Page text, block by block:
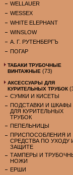
WELLAUER
WESSEX
WHITE ELEPHANT
WINSLOW
А. Г. РУТЕНБЕРГЪ
ПОГАР
ТАБАКИ ТРУБОЧНЫЕ
ВИНТАЖНЫЕ (73)
АКСЕССУАРЫ ДЛЯ
КУРИТЕЛЬНЫХ ТРУБОК
СУМКИ И КИСЕТЫ
ПОДСТАВКИ И ШКАФЫ
ДЛЯ КУРИТЕЛЬНЫХ
ТРУБОК
ПЕПЕЛЬНИЦЫ
ПРИСПОСОБЛЕНИЯ И
СРЕДСТВА ПО УХОДУ
ЗАЩИТЕ
ТАМПЕРЫ И
НОЖИ
ЕРШИ